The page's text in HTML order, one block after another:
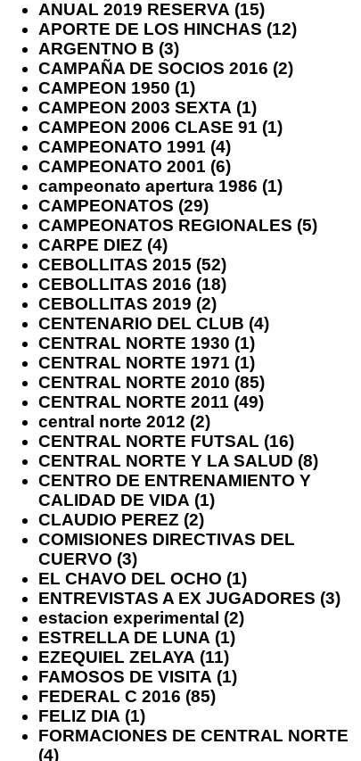
ANUAL 2019 RESERVA (15)
APORTE DE LOS HINCHAS (12)
ARGENTNO B (3)
CAMPAÑA DE SOCIOS 2016 (2)
CAMPEON 1950 (1)
CAMPEON 2003 SEXTA (1)
CAMPEON 2006 CLASE 91 (1)
CAMPEONATO 1991 (4)
CAMPEONATO 2001 (6)
campeonato apertura 1986 (1)
CAMPEONATOS (29)
CAMPEONATOS REGIONALES (5)
CARPE DIEZ (4)
CEBOLLITAS 2015 (52)
CEBOLLITAS 2016 (18)
CEBOLLITAS 2019 (2)
CENTENARIO DEL CLUB (4)
CENTRAL NORTE 1930 (1)
CENTRAL NORTE 1971 (1)
CENTRAL NORTE 2010 (85)
CENTRAL NORTE 2011 (49)
central norte 2012 (2)
CENTRAL NORTE FUTSAL (16)
CENTRAL NORTE Y LA SALUD (8)
CENTRO DE ENTRENAMIENTO Y
CALIDAD DE VIDA (1)
CLAUDIO PEREZ (2)
COMISIONES DIRECTIVAS DEL
CUERVO (3)
EL CHAVO DEL OCHO (1)
ENTREVISTAS A EX JUGADORES (3)
estacion experimental (2)
ESTRELLA DE LUNA (1)
EZEQUIEL ZELAYA (11)
FAMOSOS DE VISITA (1)
FEDERAL C 2016 (85)
FELIZ DIA (1)
FORMACIONES DE CENTRAL NORTE
(4)